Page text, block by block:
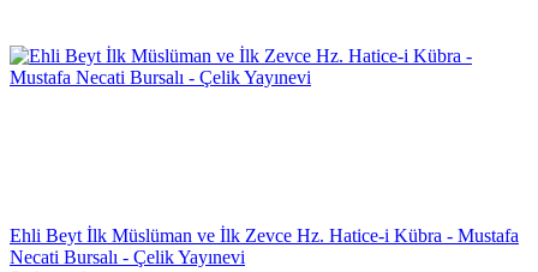
Ehli Beyt İlk Müslüman ve İlk Zevce Hz. Hatice-i Kübra - Mustafa
Necati Bursalı - Çelik Yayınevi